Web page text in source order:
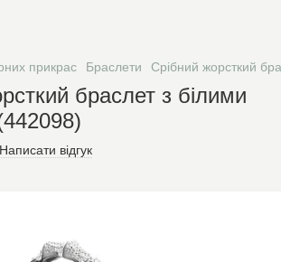
прикрас Браслети Срібний жорсткий
браслет з білими
Написати відгук